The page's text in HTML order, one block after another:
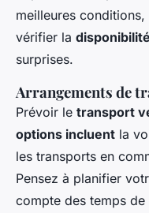
meilleures
vérifier la disponibilité
surprises.
Arrangements de
Prévoir le transport
options incluent la
les transports en
Pensez à planifier
compte des temps